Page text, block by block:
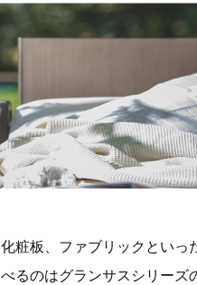
粧板、ファブリックとい
るのはグランサスシリー